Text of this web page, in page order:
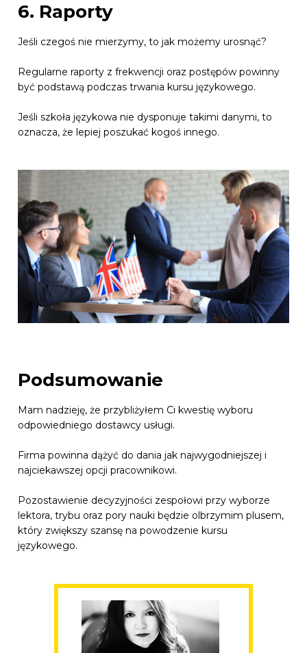
6. Raporty
Jeśli czegoś nie mierzymy, to jak możemy urosnąć?
Regularne raporty z frekwencji oraz postępów powinny
być podstawą podczas trwania kursu językowego.
Jeśli szkoła językowa nie dysponuje takimi danymi, to
oznacza, że lepiej poszukać kogoś innego.
Podsumowanie
Mam nadzieję, że przybliżyłem Ci kwestię wyboru
odpowiedniego dostawcy usługi.
Firma powinna dążyć do dania jak najwygodniejszej i
najciekawszej opcji pracownikowi.
Pozostawienie decyzyjności zespołowi przy wyborze
lektora, trybu oraz pory nauki będzie olbrzymim plusem,
który zwiększy szansę na powodzenie kursu
językowego.